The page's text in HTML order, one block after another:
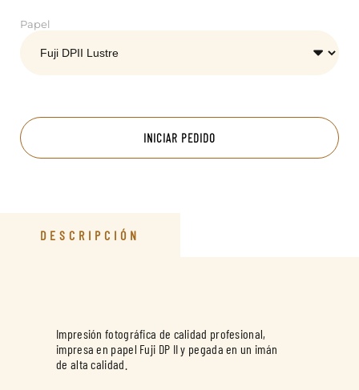
Papel
INICIAR PEDIDO
DESCRIPCIÓN
Impresión fotográfica de calidad profesional,
impresa en papel Fuji DP II y pegada en un imán
de alta calidad.